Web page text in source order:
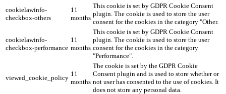
cookielawinfo-
checkbox-others
11
months
This cookie is set by GDPR Cookie Consent
plugin. The cookie is used to store the user
consent for the cookies in the category "Other.
cookielawinfo-
checkbox-performance
11
months
This cookie is set by GDPR Cookie Consent
plugin. The cookie is used to store the user
consent for the cookies in the category
"Performance".
viewed_cookie_policy
11
months
The cookie is set by the GDPR Cookie
Consent plugin and is used to store whether or
not user has consented to the use of cookies. It
does not store any personal data.